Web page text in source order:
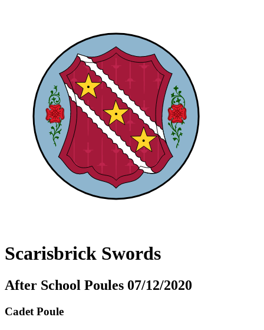
Scarisbrick Swords
After School Poules 07/12/2020
Cadet Poule